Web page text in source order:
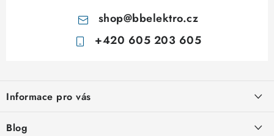
shop@bbelektro.cz
+420 605 203 605
p
a
Informace pro vás
Otevírací doba výdejny
Blog